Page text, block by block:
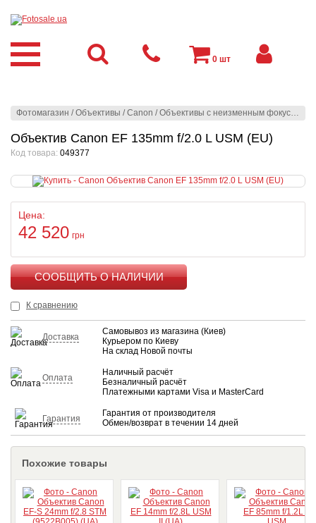
Фотомагазин /Объективы /Canon /Объективы с неизменным фокусным расстоянием
Объектив Canon EF 135mm f/2.0 L USM (EU)
Код товара: 049377
Цена:
42 520 грн
К сравнению
Доставка
Самовывоз из магазина (Киев)
Курьером по Киеву
На склад Новой почты
Оплата
Наличный расчёт
Безналичный расчёт
Платежными картами Visa и MasterCard
Гарантия
Гарантия от производителя
Обмен/возврат в течении 14 дней
Похожие товары
0 шт